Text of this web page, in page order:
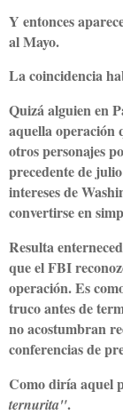
Y entonces
al Mayo.
La coincidencia
Quizá alguien en
aquella operación
otros personajes
precedente de
intereses de
convertirse en
Resulta
que el FBI
operación. Es
truco antes de
no acostumbran
conferencias de
Como diría aquel
ternurita".